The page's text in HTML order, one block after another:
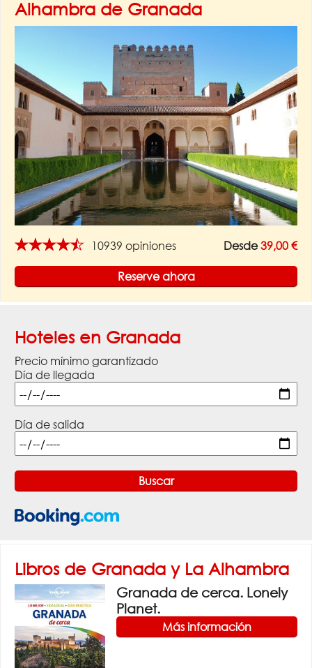
Alhambra de Granada
★★★★★ 10939 opiniones Desde39,00 €
Reserve ahora
Hoteles en Granada
Precio mínimo garantizado
Día de llegada
Día de salida
Libros de Granada y La Alhambra
Granada de cerca. Lonely
Planet.
Más información